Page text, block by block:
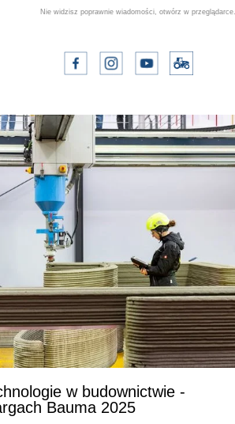
Nie widzisz poprawnie wiadomości, otwórz w przeglądarce.
w budownictwie -
Bauma 2025